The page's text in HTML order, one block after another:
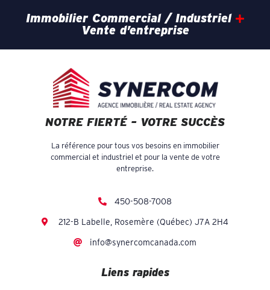
Immobilier Commercial / Industriel
Vente d’entreprise
NOTRE FIERTÉ – VOTRE SUCCÈS
La référence pour tous vos besoins en immobilier
commercial et industriel et pour la vente de votre
entreprise.
450-508-7008
212-B Labelle, Rosemère (Québec) J7A 2H4
info@synercomcanada.com
Liens rapides